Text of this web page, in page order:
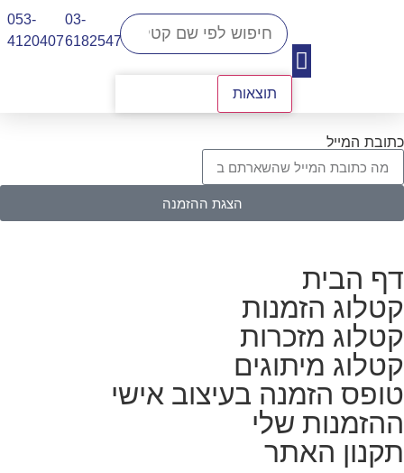
תוצאות
03-
6182547
053-
4120407​
כתובת המייל
הצגת ההזמנה
דף הבית
קטלוג הזמנות
קטלוג מזכרות
קטלוג מיתוגים
טופס הזמנה בעיצוב אישי
ההזמנות שלי
תקנון האתר